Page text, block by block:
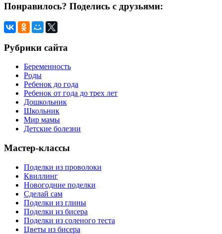
Понравилось? Поделись с друзьями:
Рубрики сайта
Беременность
Роды
Ребенок до года
Ребенок от года до трех лет
Дошкольник
Школьник
Мир мамы
Детские болезни
Мастер-классы
Поделки из проволоки
Квиллинг
Новогодние поделки
Сделай сам
Поделки из глины
Поделки из бисера
Поделки из соленого теста
Цветы из бисера